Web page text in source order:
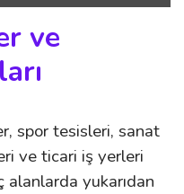
ve
spor tesisleri, sanat
ve ticari iş yerleri
yukarıdan